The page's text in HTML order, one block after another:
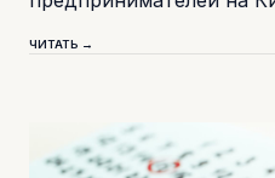
ЧИТАТЬ →